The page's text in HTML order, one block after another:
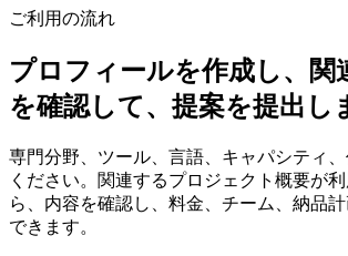
ご利用の流れ
プロフィールを作成し、関
を確認して、提案を提出し
専門分野、ツール、言語、キャパシティ
ください。関連するプロジェクト概要が
ら、内容を確認し、料金、チーム、納品
できます。